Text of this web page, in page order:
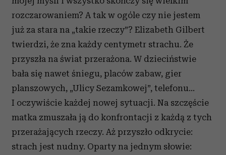
rozczarowaniem? A tak w ogóle czy nie jestem
już za stara na „takie rzeczy”? Elizabeth Gilbert
twierdzi, że zna każdy centymetr strachu. Że
przyszła na świat przerażona. W dzieciństwie
bała się nawet śniegu, placów zabaw, gier
planszowych, „Ulicy Sezamkowej”, telefonu…
I oczywiście każdej nowej sytuacji. Na szczęście
matka zmuszała ją do konfrontacji z każdą z tych
przerażających rzeczy. Aż przyszło odkrycie:
strach jest nudny. Oparty na jednym słowie: